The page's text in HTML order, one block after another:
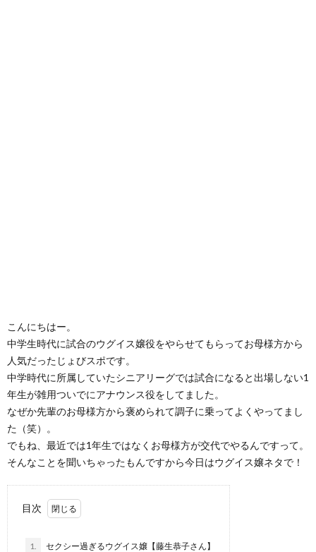
こんにちはー。
中学生時代に試合のウグイス嬢役をやらせてもらってお母様方から
人気だったじょびスポです。
中学時代に所属していたシニアリーグでは試合になると出場しない1
年生が雑用ついでにアナウンス役をしてました。
なぜか先輩のお母様方から褒められて調子に乗ってよくやってまし
た（笑）。
でもね、最近では1年生ではなくお母様方が交代でやるんですって。
そんなことを聞いちゃったもんですから今日はウグイス嬢ネタで！
目次
1. セクシー過ぎるウグイス嬢【藤生恭子さん】